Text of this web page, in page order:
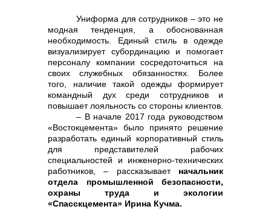
Контакты
Униформа для сотрудников – это не
модная тенденция, а обоснованная
необходимость. Единый стиль в одежде
визуализирует субординацию и помогает
персоналу компании сосредоточиться на
своих служебных обязанностях. Более
того, наличие такой одежды формирует
командный дух среди сотрудников и
повышает лояльность со стороны клиентов.
– В начале 2017 года руководством
«Востокцемента» было принято решение
разработать единый корпоративный стиль
для представителей рабочих
специальностей и инженерно-технических
работников, – рассказывает начальник
отдела промышленной безопасности,
охраны труда и экологии
«Спасскцемента» Ирина Кучма.